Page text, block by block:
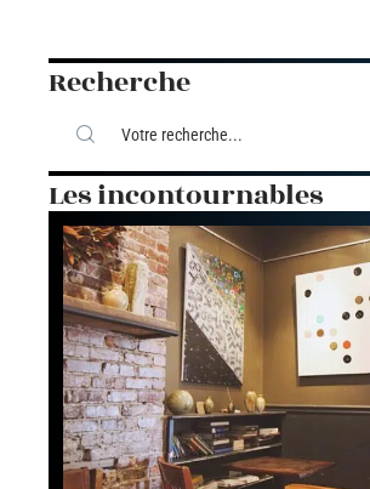
Recherche
Les incontournables